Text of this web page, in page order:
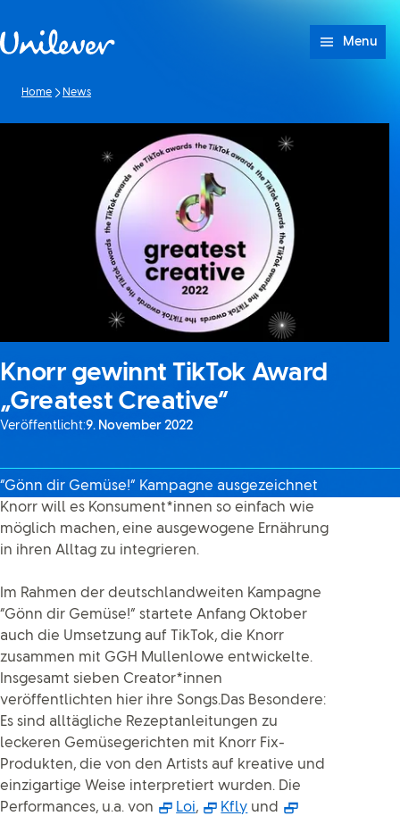
Menu
Home News
Knorr gewinnt TikTok Award
„Greatest Creative”
Veröffentlicht:9. November 2022
“Gönn dir Gemüse!” Kampagne ausgezeichnet
Knorr will es Konsument*innen so einfach wie
möglich machen, eine ausgewogene Ernährung
in ihren Alltag zu integrieren.
Im Rahmen der deutschlandweiten Kampagne
“Gönn dir Gemüse!” startete Anfang Oktober
auch die Umsetzung auf TikTok, die Knorr
zusammen mit GGH Mullenlowe entwickelte.
Insgesamt sieben Creator*innen
veröffentlichten hier ihre Songs.Das Besondere:
Es sind alltägliche Rezeptanleitungen zu
leckeren Gemüsegerichten mit Knorr Fix-
Produkten, die von den Artists auf kreative und
einzigartige Weise interpretiert wurden. Die
Performances, u.a. von
Loi(Öffnet sich in neuem Fenster
, Kfly(Öffnet sich in neuem
und